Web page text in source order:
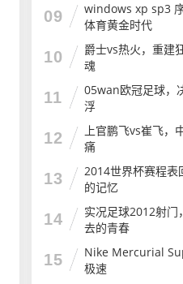
09
windows xp sp3
体育黄金时代
10
爵士vs热火，重建
魂
11
05wan欧冠足球，
浮
12
上官鹏飞vs崔飞，
痛
13
2014世界杯赛程表
的记忆
14
实况足球2012射门
去的青春
15
Nike Mercurial
极速